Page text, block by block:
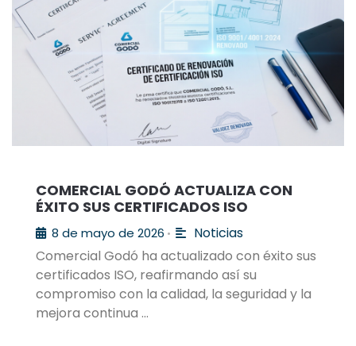
COMERCIAL GODÓ ACTUALIZA CON
ÉXITO SUS CERTIFICADOS ISO
8 de mayo de 2026 •
Noticias
Comercial Godó ha actualizado con éxito sus
certificados ISO, reafirmando así su
compromiso con la calidad, la seguridad y la
mejora continua …